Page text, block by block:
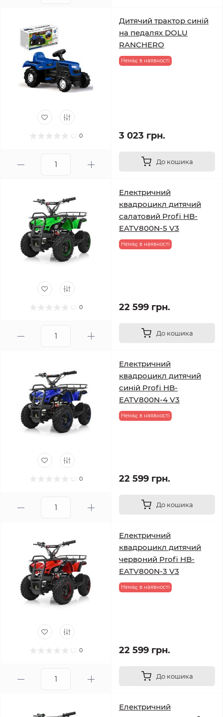
0
Дитячий трактор синій
на педалях DOLU
RANCHERO
Немає в наявності
3 023 грн.
До кошика
0
Електричний
квадроцикл дитячий
салатовий Profi HB-
EATV800N-5 V3
Немає в наявності
22 599 грн.
До кошика
0
Електричний
квадроцикл дитячий
синій Profi HB-
EATV800N-4 V3
Немає в наявності
22 599 грн.
До кошика
0
Електричний
квадроцикл дитячий
червоний Profi HB-
EATV800N-3 V3
Немає в наявності
22 599 грн.
До кошика
Електричний